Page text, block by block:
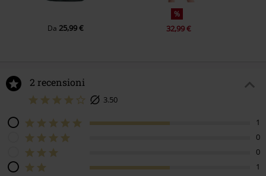
Da 25,99 €
%
32,99 €
2 recensioni
3.50
1
0
0
1